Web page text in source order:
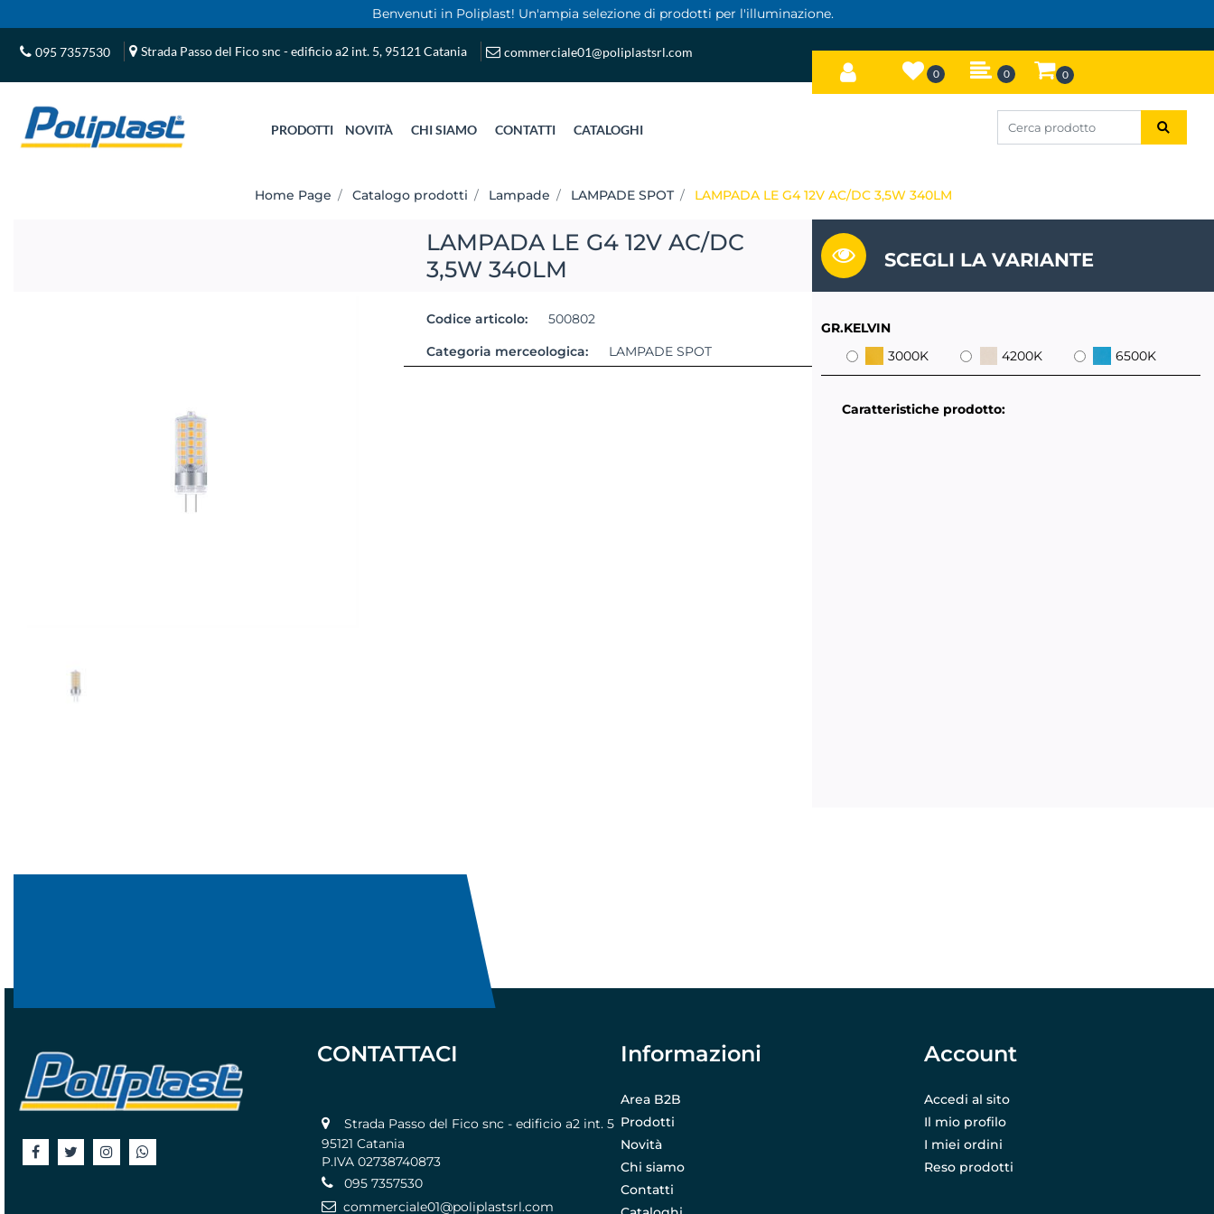
Benvenuti in Poliplast! Un'ampia selezione di prodotti per l'illuminazione.
095 7357530 Strada Passo del Fico snc - edificio a2 int. 5, 95121 Catania commerciale01@poliplastsrl.com
0 0 0
PRODOTTI NOVITÀ CHI SIAMO CONTATTI CATALOGHI
Home Page Catalogo prodotti Lampade LAMPADE SPOT LAMPADA LE G4 12V AC/DC 3,5W 340LM
LAMPADA LE G4 12V AC/DC
3,5W 340LM
Codice articolo:
500802
Categoria merceologica:
LAMPADE SPOT
SCEGLI LA VARIANTE
GR.KELVIN
3000K
4200K 6500K
Caratteristiche prodotto:
CONTATTACI
Strada Passo del Fico snc - edificio a2 int. 5
95121 Catania
P.IVA 02738740873
095 7357530
commerciale01@poliplastsrl.com
Informazioni
Area B2B
Prodotti
Novità
Chi siamo
Contatti
Account
Accedi al sito
Il mio profilo
I miei ordini
Reso prodotti